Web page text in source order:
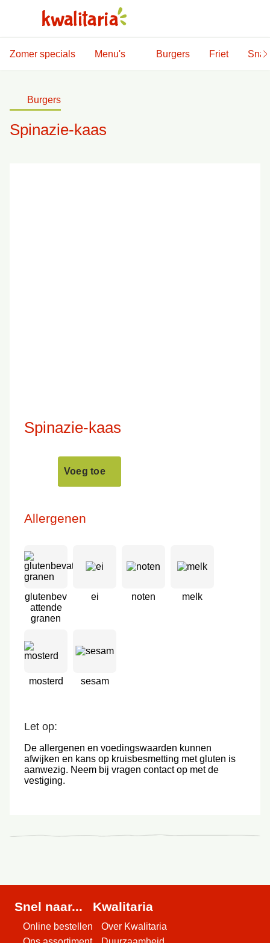
Zomer specials Menu's Burgers Friet
Burgers
Spinazie-kaas
Spinazie-kaas
Voeg toe
Allergenen
glutenbev
attende
granen
ei noten melk
mosterd sesam
Let op:
De allergenen en voedingswaarden kunnen
afwijken en kans op kruisbesmetting met gluten is
aanwezig. Neem bij vragen contact op met de
vestiging.
Snel naar...
Online bestellen
Kwalitaria
Over Kwalitaria